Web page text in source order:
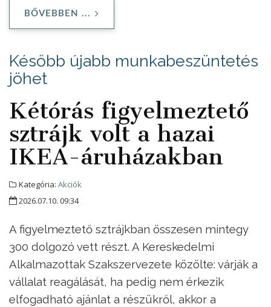
BŐVEBBEN ...
Később újabb munkabeszüntetés
jöhet
Kétórás figyelmeztető
sztrájk volt a hazai
IKEA-áruházakban
Kategória: Akciók
2026.07.10. 09:34
A figyelmeztető sztrájkban összesen mintegy
300 dolgozó vett részt. A Kereskedelmi
Alkalmazottak Szakszervezete közölte: várják a
vállalat reagálását, ha pedig nem érkezik
elfogadható ajánlat a részükről, akkor a